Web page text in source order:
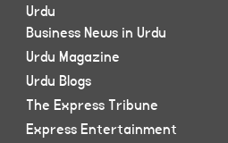
Urdu
Business News in Urdu
Urdu Magazine
Urdu Blogs
The Express Tribune
Express Entertainment